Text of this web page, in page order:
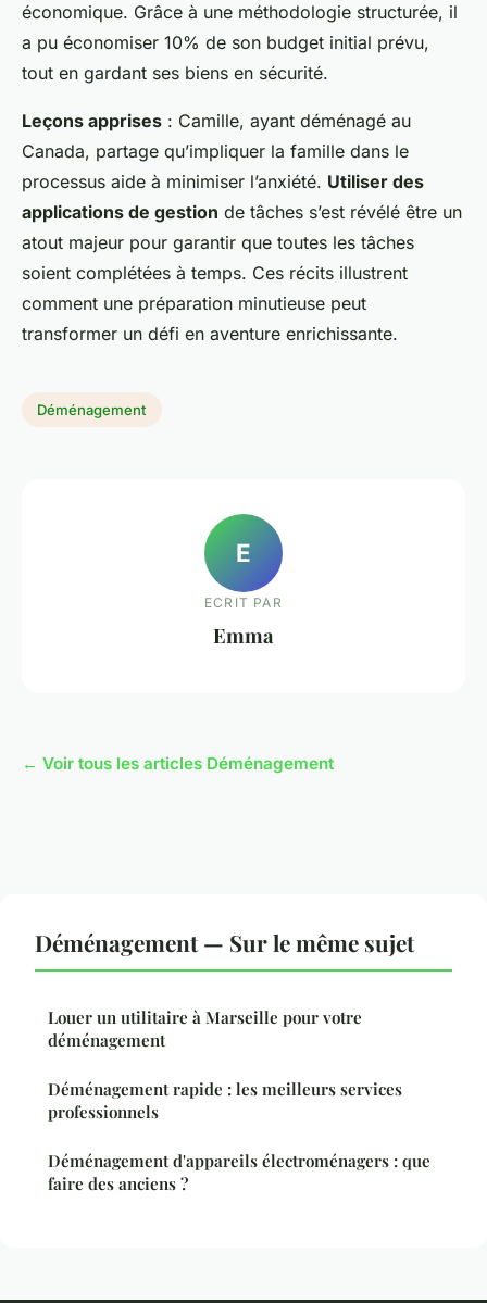
économique. Grâce à une méthodologie structurée, il
a pu économiser 10% de son budget initial prévu,
tout en gardant ses biens en sécurité.
Leçons apprises : Camille, ayant déménagé au
Canada, partage qu’impliquer la famille dans le
processus aide à minimiser l’anxiété. Utiliser des
applications de gestion de tâches s’est révélé être un
atout majeur pour garantir que toutes les tâches
soient complétées à temps. Ces récits illustrent
comment une préparation minutieuse peut
transformer un défi en aventure enrichissante.
Déménagement
E
ECRIT PAR
Emma
← Voir tous les articles Déménagement
Déménagement — Sur le même sujet
Louer un utilitaire à Marseille pour votre
déménagement
Déménagement rapide : les meilleurs services
professionnels
Déménagement d'appareils électroménagers : que
faire des anciens ?